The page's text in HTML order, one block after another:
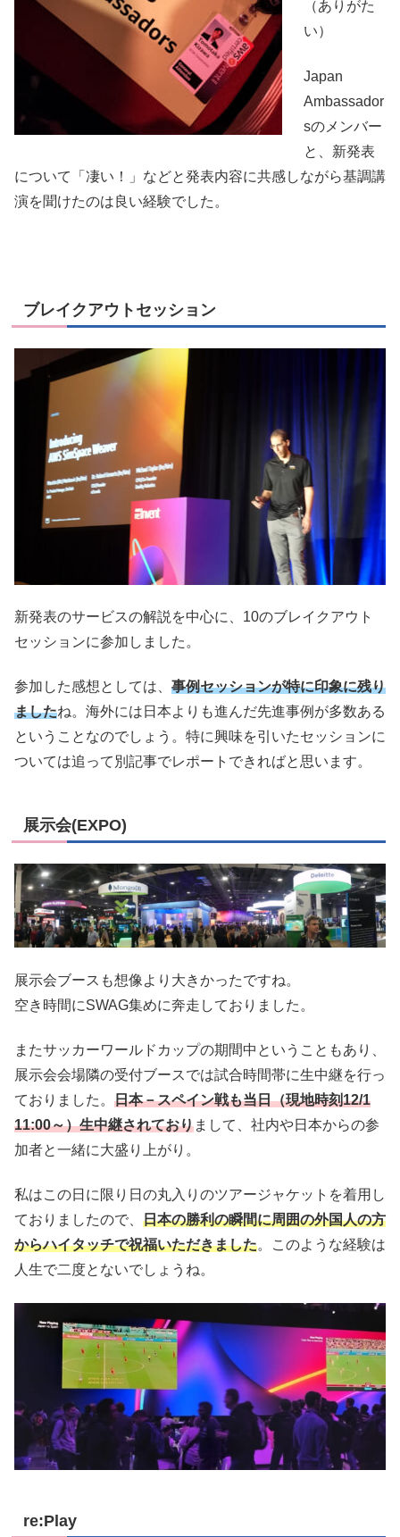
（ありがた
い）
Japan
Ambassador
sのメンバー
と、新発表
について「凄い！」などと発表内容に共感しながら基調講
演を聞けたのは良い経験でした。
ブレイクアウトセッション
新発表のサービスの解説を中心に、10のブレイクアウト
セッションに参加しました。
参加した感想としては、 事例セッションが特に印象に残り
ましたね。海外には日本よりも進んだ先進事例が多数ある
ということなのでしょう。特に興味を引いたセッションに
ついては追って別記事でレポートできればと思います。
展示会(EXPO)
展示会ブースも想像より大きかったですね。
空き時間にSWAG集めに奔走しておりました。
またサッカーワールドカップの期間中ということもあり、
展示会会場隣の受付ブースでは試合時間帯に生中継を行っ
ておりました。 日本－スペイン戦も当日（現地時刻12/1
11:00～）生中継されておりまして、社内や日本からの参
加者と一緒に大盛り上がり。
私はこの日に限り日の丸入りのツアージャケットを着用し
ておりましたので、 日本の勝利の瞬間に周囲の外国人の方
からハイタッチで祝福いただきました。このような経験は
人生で二度とないでしょうね。
re:Play